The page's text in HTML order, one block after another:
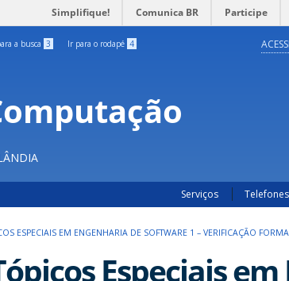
Simplifique! Comunica BR Participe
a busca 3 Ir para o rodapé 4
Serviços Telefones
ESPECIAIS EM ENGENHARIA DE SOFTWARE 1 – VERIFICAÇÃO
Especiais